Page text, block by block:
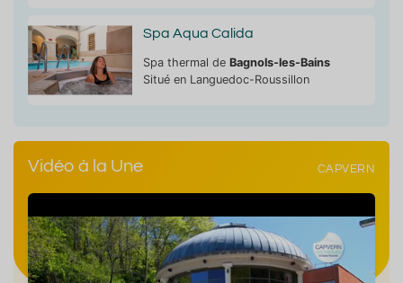
Spa Aqua Calida
Spa thermal de Bagnols-les-Bains
Situé en Languedoc-Roussillon
Vidéo à la Une CAPVERN